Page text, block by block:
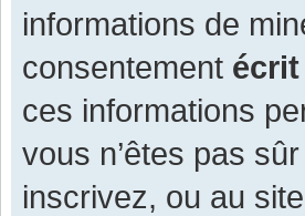
informations de
consentement écrit
ces informations
vous n’êtes pas
inscrivez, ou au